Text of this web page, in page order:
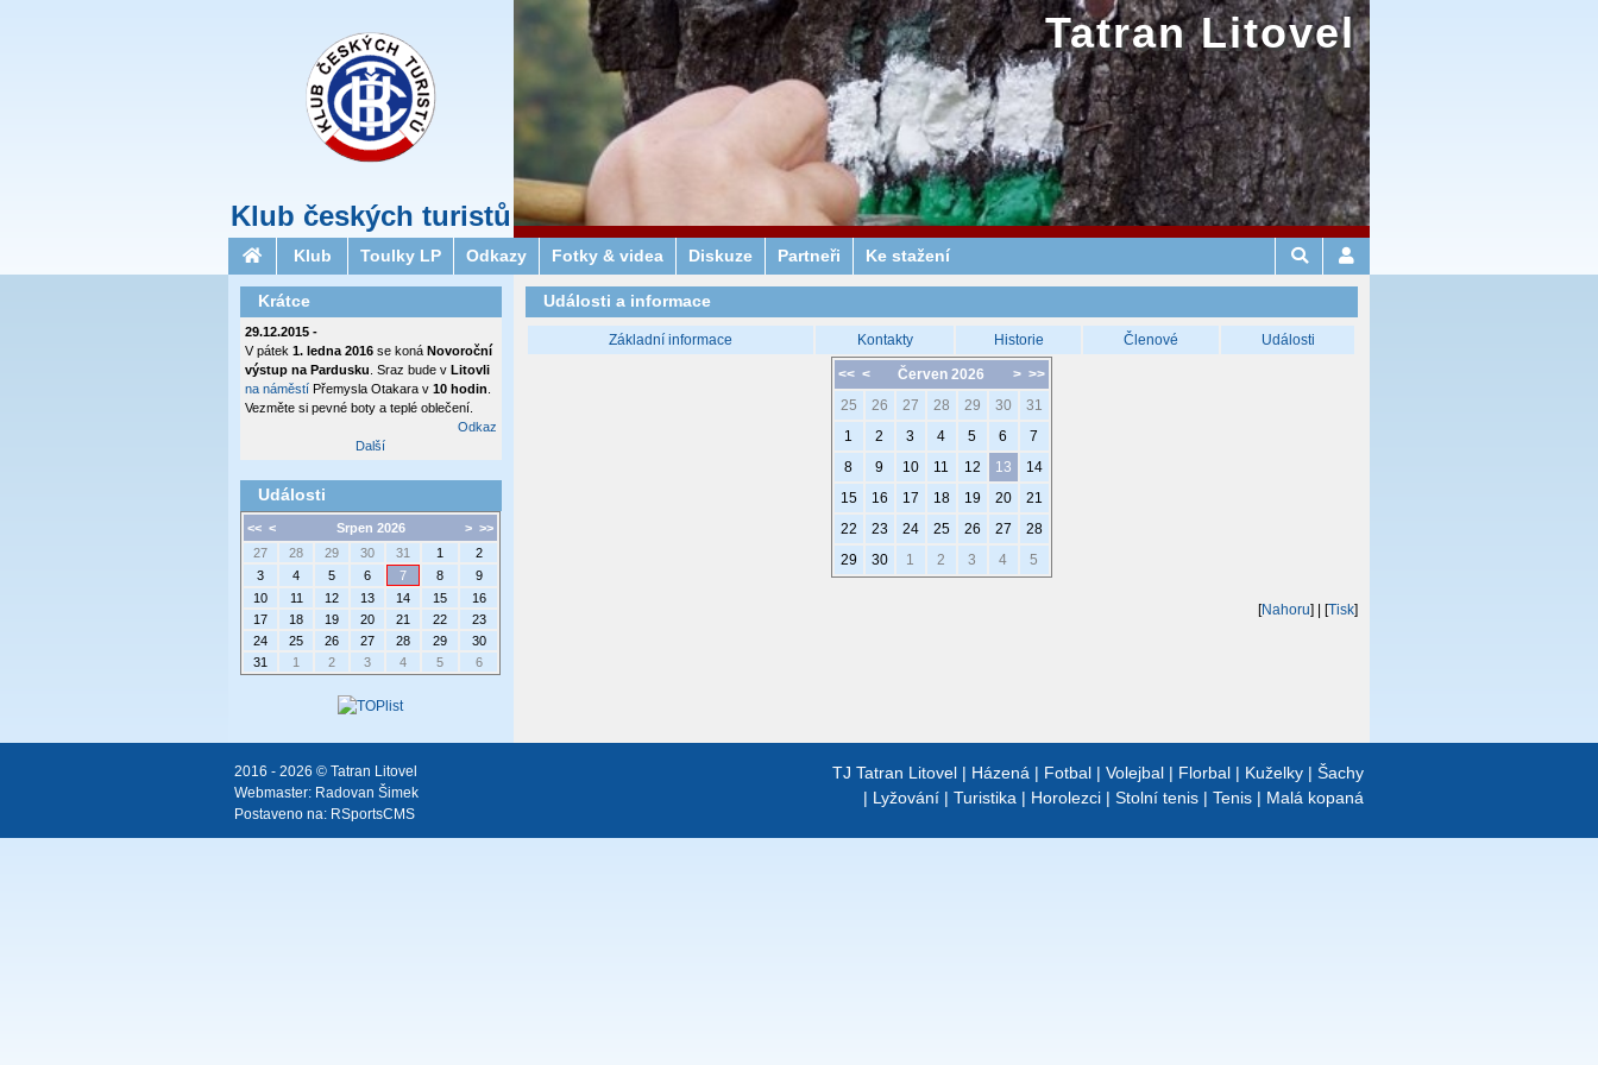
Klub českých turistů
Tatran Litovel
Klub Toulky LP Odkazy Fotky & videa Diskuze Partneři Ke stažení
Události a informace
Základní informace Kontakty Historie Členové Události
<< < > >>
Červen 2026
25
26 27 28 29 30
31
1
2 3 4 5 6
7
8
9 10 11 12 13
14
15
16 17 18 19 20
21
22
23 24 25 26 27
28
29
30 1 2 3 4 5
[Nahoru] | [Tisk]
Krátce
29.12.2015 -
V pátek 1. ledna 2016 se koná Novoroční
výstup na Pardusku . Sraz bude v Litovli
na náměstíPřemysla Otakara v 10 hodin
Vezměte si pevné boty a teplé oblečení.
Odkaz
Další
Události
<< < > >>
Srpen 2026
27
28 29 30 31 1
2
3
4 5 6 7 8
9
10
11 12 13 14 15
16
17
18 19 20 21 22
23
24
25 26 27 28 29
30
31
1 2 3 4 5 6
TJ Tatran Litovel | Házená | Fotbal | Volejbal | Florbal | Kuželky | Šachy
| Lyžování | Turistika | Horolezci | Stolní tenis | Tenis | Malá kopaná
2016 - 2026 © Tatran Litovel
Webmaster: Radovan Šimek
Postaveno na: RSportsCMS